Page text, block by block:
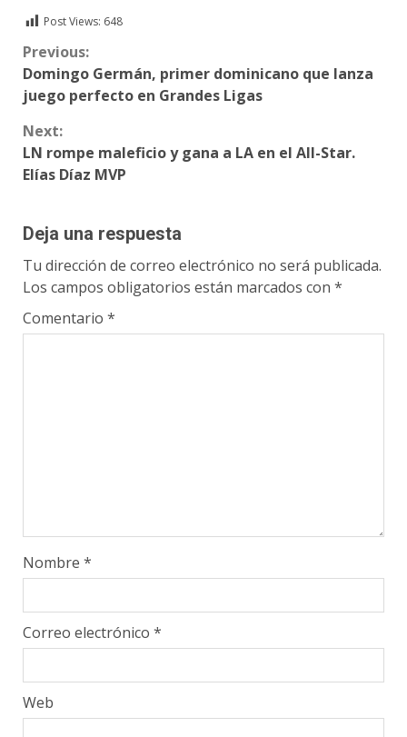
Post Views: 648
Continue
Reading
Previous:
Domingo Germán, primer dominicano que lanza
juego perfecto en Grandes Ligas
Next:
LN rompe maleficio y gana a LA en el All-Star.
Elías Díaz MVP
Deja una respuesta
Tu dirección de correo electrónico no será publicada.
Los campos obligatorios están marcados con *
Comentario *
Nombre *
Correo electrónico *
Web